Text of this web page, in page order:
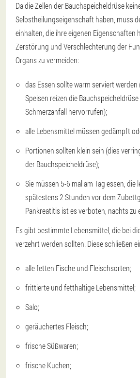
Da die Zellen der Bauchspeicheldrüse
Selbstheilungseigenschaft haben, muss
einhalten, die ihre eigenen Eigenschaften
Zerstörung und Verschlechterung der
Organs zu vermeiden:
das Essen sollte warm serviert werden
Speisen reizen die
Schmerzanfall hervorrufen);
alle Lebensmittel müssen gedämpft
Portionen sollten klein sein (dies
der Bauchspeicheldrüse);
Sie müssen 5-6 mal am Tag essen, die
spätestens 2 Stunden vor dem
Pankreatitis ist es verboten, nachts zu
Es gibt bestimmte Lebensmittel, die bei
verzehrt werden sollten. Diese schließen
alle fetten Fische und Fleischsorten;
frittierte und fetthaltige Lebensmittel;
Salo;
geräuchertes Fleisch;
frische Süßwaren;
frische Kuchen;